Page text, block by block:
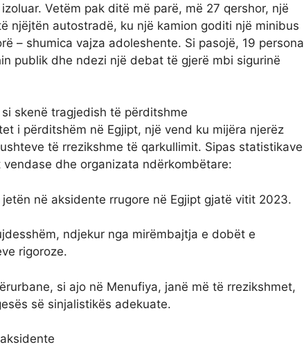
Vetëm pak ditë më parë, më 27 qershor, një
njëjtën autostradë, ku një kamion goditi një minibus
– shumica vajza adoleshente. Si pasojë, 19 persona
publik dhe ndezi një debat të gjerë mbi sigurinë
skenë tragjedish të përditshme
i përditshëm në Egjipt, një vend ku mijëra njerëz
të rrezikshme të qarkullimit. Sipas statistikave
dhe organizata ndërkombëtare:
në aksidente rrugore në Egjipt gjatë vitit 2023.
ndjekur nga mirëmbajtja e dobët e
rigoroze.
si ajo në Menufiya, janë më të rrezikshmet,
së sinjalistikës adekuate.